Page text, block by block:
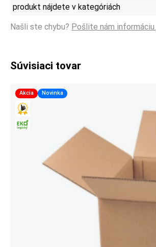
produkt nájdete v kategóriách
Našli ste chybu? Pošlite nám informáciu.
Súvisiaci tovar
Akcia Novinka